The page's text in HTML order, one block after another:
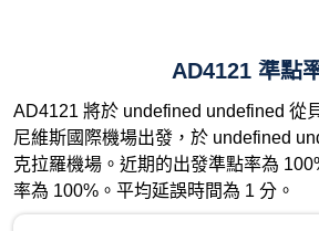
AD4121 準點
AD4121 將於 undefined undefined 從
尼維斯國際機場出發，於 undefined
克拉羅機場。近期的出發準點率為
率為 100%。平均延誤時間為 1 分。